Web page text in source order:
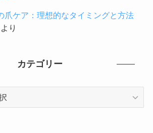
爪ケア：理想的なタイミングと方法
り
カテゴリー